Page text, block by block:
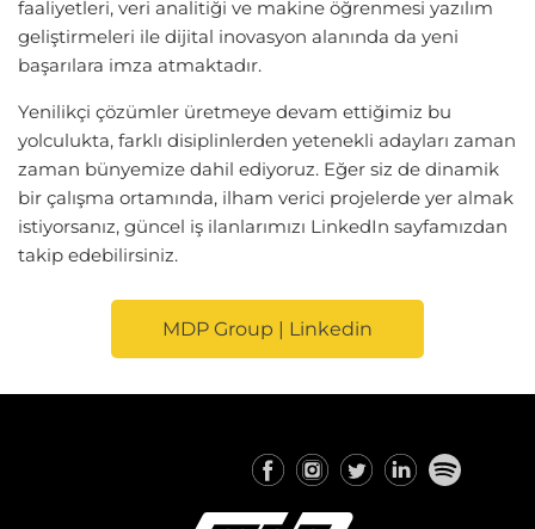
faaliyetleri, veri analitiği ve makine öğrenmesi yazılım
geliştirmeleri ile dijital inovasyon alanında da yeni
başarılara imza atmaktadır.
Yenilikçi çözümler üretmeye devam ettiğimiz bu
yolculukta, farklı disiplinlerden yetenekli adayları zaman
zaman bünyemize dahil ediyoruz. Eğer siz de dinamik
bir çalışma ortamında, ilham verici projelerde yer almak
istiyorsanız, güncel iş ilanlarımızı LinkedIn sayfamızdan
takip edebilirsiniz.
MDP Group | Linkedin